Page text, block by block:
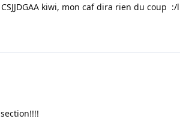
kiwi, mon caf dira rien du coup :/